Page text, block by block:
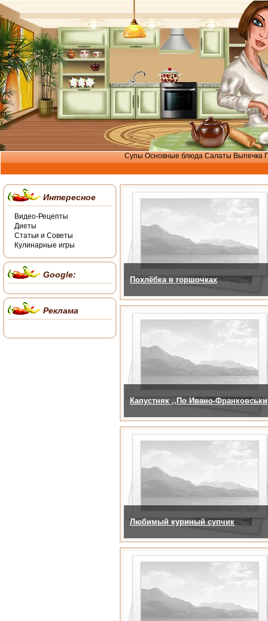
Супы Основные блюда Салаты Выпечка
Похлёбка в горшочках
Капустняк ,,По Ивано-
Любимый куриный супчик
Интересное
Видео-Рецепты
Диеты
Статьи и Советы
Кулинарные игры
Google:
Реклама